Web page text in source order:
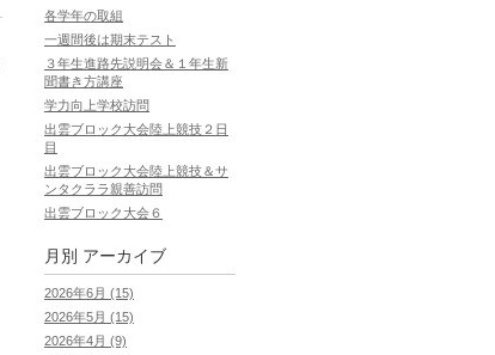
各学年の取組
一週間後は期末テスト
３年生進路先説明会＆１年生新
聞書き方講座
学力向上学校訪問
出雲ブロック大会陸上競技２日
目
出雲ブロック大会陸上競技＆サ
ンタクララ親善訪問
出雲ブロック大会６
月別 アーカイブ
2026年6月 (15)
2026年5月 (15)
2026年4月 (9)